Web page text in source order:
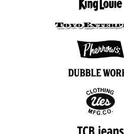
Tシャツ
7分袖Tシャツ
ロンT
半袖シャツ
長袖シャツ
ポロシャツ
スウェット
アウター
パンツ
帽子
シューズ
ベスト
パンツ
Tシャツ
ロンT
アロハシャツ
半袖シャツ
ポロシャツ
長袖シャツ
ニット
スウェット
アウター
アウター
スウェット
Tシャツ
ロンT
パンツ
半袖シャツ
長袖シャツ
ベスト
帽子
グッズ